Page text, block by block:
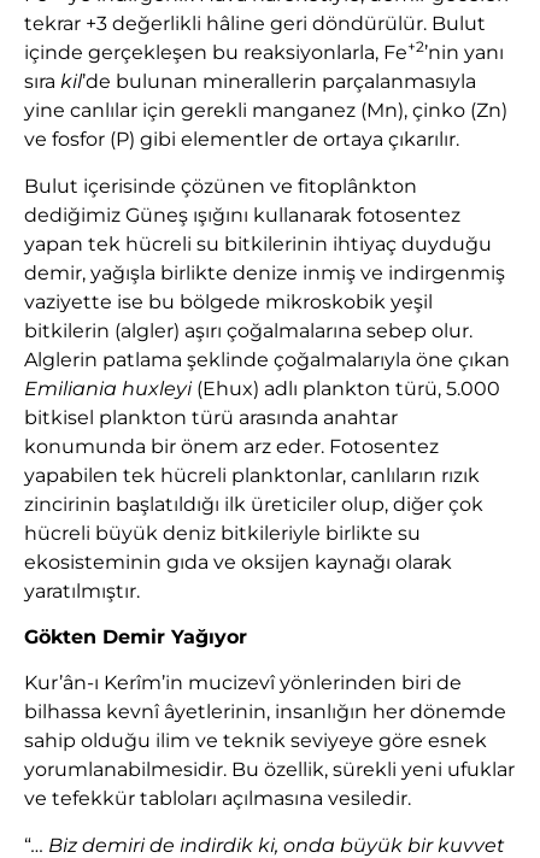
tekrar +3 değerlikli hâline geri döndürülür. Bulut
içinde gerçekleşen bu reaksiyonlarla, Fe+2’nin yanı
sıra kil’de bulunan minerallerin parçalanmasıyla
yine canlılar için gerekli manganez (Mn), çinko (Zn)
ve fosfor (P) gibi elementler de ortaya çıkarılır.
Bulut içerisinde çözünen ve fitoplânkton
dediğimiz Güneş ışığını kullanarak fotosentez
yapan tek hücreli su bitkilerinin ihtiyaç duyduğu
demir, yağışla birlikte denize inmiş ve indirgenmiş
vaziyette ise bu bölgede mikroskobik yeşil
bitkilerin (algler) aşırı çoğalmalarına sebep olur.
Alglerin patlama şeklinde çoğalmalarıyla öne çıkan
Emiliania huxleyi(Ehux) adlı plankton türü, 5.000
bitkisel plankton türü arasında anahtar
konumunda bir önem arz eder. Fotosentez
yapabilen tek hücreli planktonlar, canlıların rızık
zincirinin başlatıldığı ilk üreticiler olup, diğer çok
hücreli büyük deniz bitkileriyle birlikte su
ekosisteminin gıda ve oksijen kaynağı olarak
yaratılmıştır.
Gökten Demir Yağıyor
Kur’ân-ı Kerîm’in mucizevî yönlerinden biri de
bilhassa kevnî âyetlerinin, insanlığın her dönemde
sahip olduğu ilim ve teknik seviyeye göre esnek
yorumlanabilmesidir. Bu özellik, sürekli yeni ufuklar
ve tefekkür tabloları açılmasına vesiledir.
“… Biz demiri de indirdik ki, onda büyük bir kuvvet